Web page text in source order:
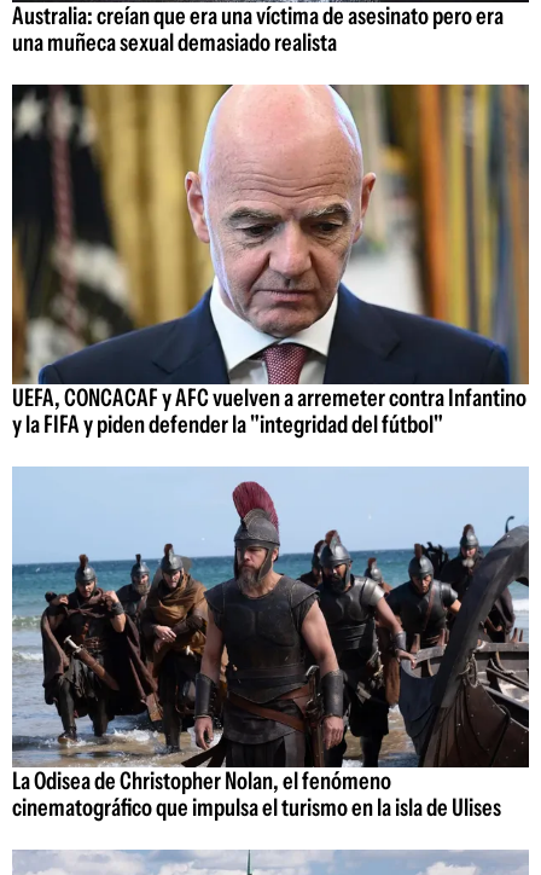
Australia: creían que era una víctima de asesinato pero era
una muñeca sexual demasiado realista
UEFA, CONCACAF y AFC vuelven a arremeter contra Infantino
y la FIFA y piden defender la "integridad del fútbol"
La Odisea de Christopher Nolan, el fenómeno
cinematográfico que impulsa el turismo en la isla de Ulises